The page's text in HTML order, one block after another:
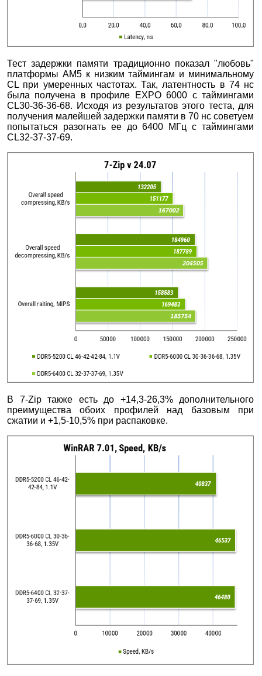
Тест задержки памяти традиционно показал "любовь"
платформы AM5 к низким таймингам и минимальному
CL при умеренных частотах. Так, латентность в 74 нс
была получена в профиле EXPO 6000 с таймингами
CL30-36-36-68. Исходя из результатов этого теста, для
получения малейшей задержки памяти в 70 нс советуем
попытаться разогнать ее до 6400 МГц с таймингами
CL32-37-37-69.
В 7-Zip также есть до +14,3-26,3% дополнительного
преимущества обоих профилей над базовым при
сжатии и +1,5-10,5% при распаковке.